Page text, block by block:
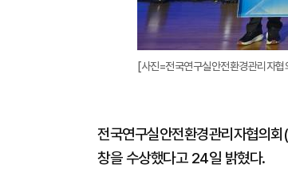
[사진=전국연구실안전환경관리자협
전국연구실안전환경관리자협의
창을 수상했다고 24일 밝혔다.